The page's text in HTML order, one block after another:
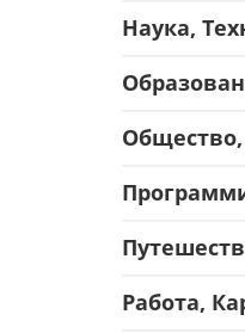
Наука,
Работа,